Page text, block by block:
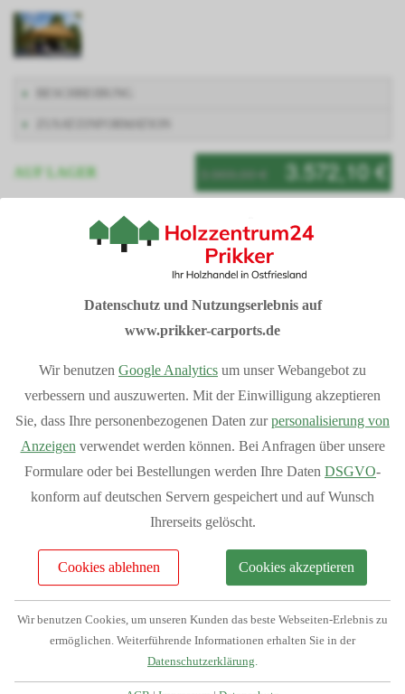
3.969,00 € 3.572,10 €
AUF LAGER
Artikelnummer: MONACOXXXIII600900
Planen Sie Ihren Carport ganz nach Ihren Wünschen mit
Sommeraktion 10% Rabatt auf das
Grundmodell aller Carports.
Sondermodelle sind von der Aktion ausgeschlossen
hre Vorteile bei Prikker-Carports
Fachberatung: 04954 94850
Verkauf vom Hersteller
Produziert in Deutschland
Bequemer Online-Kauf
Bundesweite Lieferung
Individuelle Planung Ihres Projektes
Mehr Vorteileanzeigen
Datenschutz und Nutzungserlebnis auf
www.prikker-carports.de
Wir benutzen Google Analytics um unser Webangebot zu
verbessern und auszuwerten. Mit der Einwilligung akzeptieren
Sie, dass Ihre personenbezogenen Daten zurpersonalisierung von
Anzeigenverwendet werden können. Bei Anfragen über unsere
Formulare oder bei Bestellungen werden Ihre Daten DSGVO-
konform auf deutschen Servern gespeichert und auf Wunsch
Ihrerseits gelöscht.
Cookies ablehnen Cookies akzeptieren
Wir benutzen Cookies, um unseren Kunden das beste Webseiten-Erlebnis zu
ermöglichen. Weiterführende Informationen erhalten Sie in der
Datenschutzerklärung.